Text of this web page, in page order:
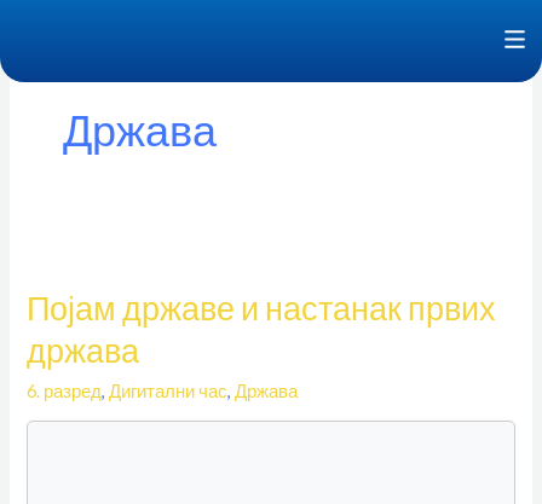
садржај
Држава
Појам државе и настанак првих
држава
6. разред,Дигитални час,Држава
и
првих
држава